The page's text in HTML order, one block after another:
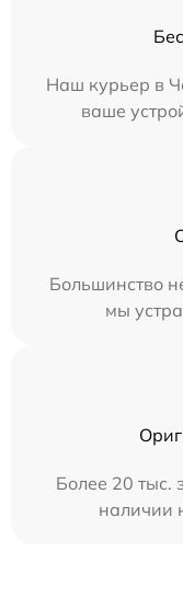
Наш курьер в
ваше
Большинство
мы
Более 20 тыс.
наличии